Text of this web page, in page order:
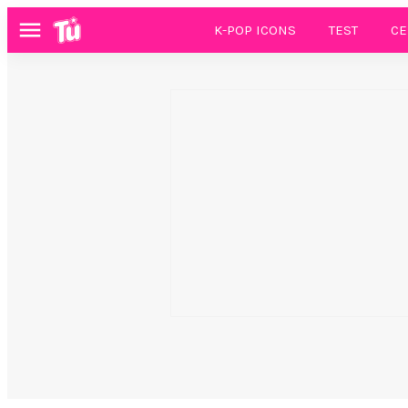
Menú K-POP ICONS TEST